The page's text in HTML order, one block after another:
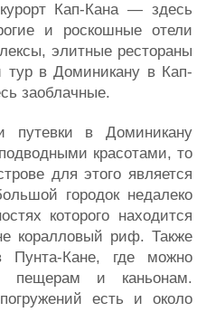
Кап-Кана — здесь
и роскошные отели
элитные рестораны
тур в Доминикану в Кап-
заоблачные.
путевки в Доминикану
красотами, то
для этого является
городок недалеко
которого находится
коралловый риф. Также
Пунта-Кане, где можно
пещерам и каньонам.
есть и около